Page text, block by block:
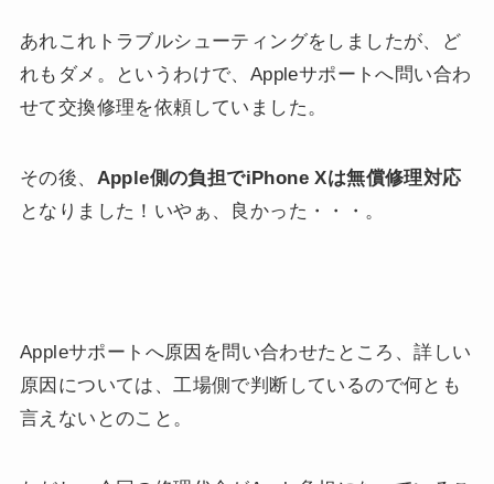
あれこれトラブルシューティングをしましたが、ど
れもダメ。というわけで、Appleサポートへ問い合わ
せて交換修理を依頼していました。
その後、 Apple側の負担でiPhone Xは無償修理対応
となりました！いやぁ、良かった・・・。
Appleサポートへ原因を問い合わせたところ、詳しい
原因については、工場側で判断しているので何とも
言えないとのこと。